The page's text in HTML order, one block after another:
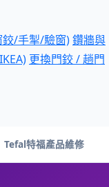
鉸/手掣/驗窗)鑽牆與
更換門鉸 / 趟門
Tefal特福產品維修